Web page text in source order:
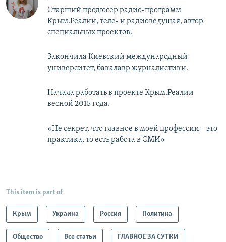
Старший продюсер радио-программ
Крым.Реалии, теле- и радиоведущая, автор
специальных проектов.
Закончила Киевский международный
университет, бакалавр журналистики.
Начала работать в проекте Крым.Реалии
весной 2015 года.
«Не секрет, что главное в моей профессии – это
практика, то есть работа в СМИ»
This item is part of
Крым Украина Россия Политика
Общество Все статьи ГЛАВНОЕ ЗА СУТКИ